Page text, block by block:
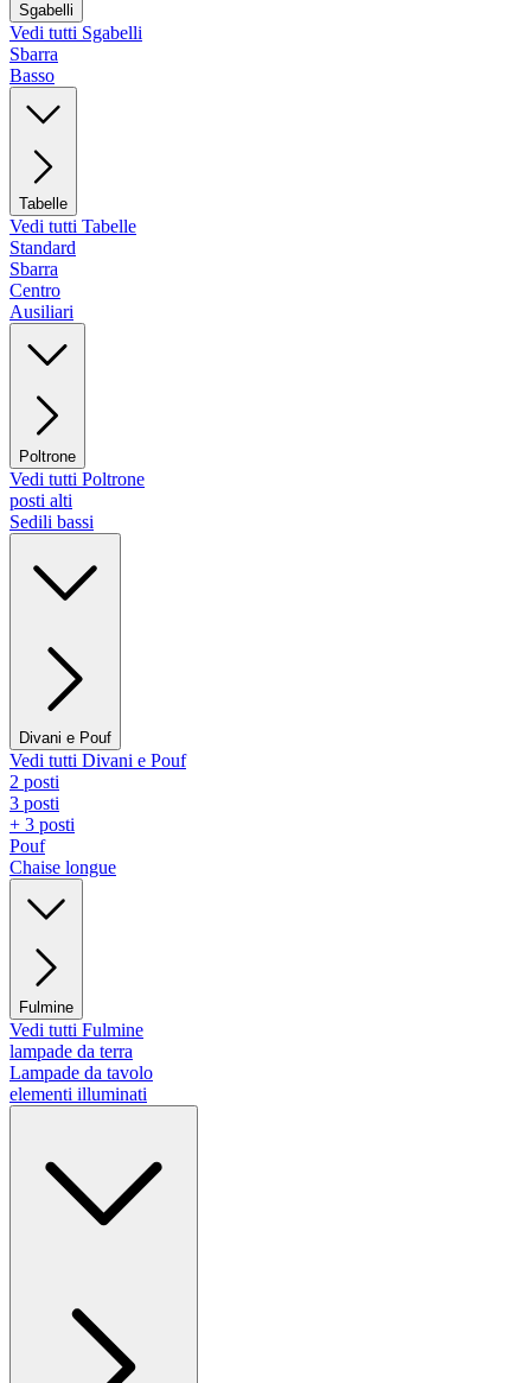
Sgabelli
Vedi tutti Sgabelli
Sbarra
Basso
Tabelle
Vedi tutti Tabelle
Standard
Sbarra
Centro
Ausiliari
Poltrone
Vedi tutti Poltrone
posti alti
Sedili bassi
Divani e Pouf
Vedi tutti Divani e Pouf
2 posti
3 posti
+ 3 posti
Pouf
Chaise longue
Fulmine
Vedi tutti Fulmine
lampade da terra
Lampade da tavolo
elementi illuminati